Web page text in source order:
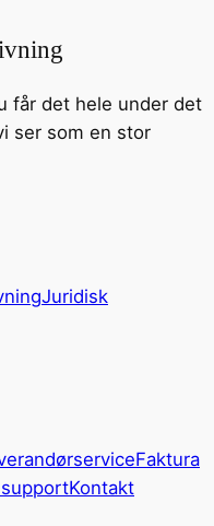
får det hele under det
ser som en stor
Juridisk
Faktura
Kontakt